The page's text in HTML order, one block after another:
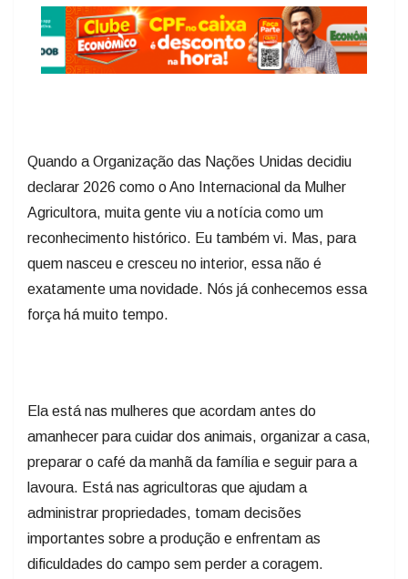
Quando a Organização das Nações Unidas decidiu
declarar 2026 como o Ano Internacional da Mulher
Agricultora, muita gente viu a notícia como um
reconhecimento histórico. Eu também vi. Mas, para
quem nasceu e cresceu no interior, essa não é
exatamente uma novidade. Nós já conhecemos essa
força há muito tempo.
Ela está nas mulheres que acordam antes do
amanhecer para cuidar dos animais, organizar a casa,
preparar o café da manhã da família e seguir para a
lavoura. Está nas agricultoras que ajudam a
administrar propriedades, tomam decisões
importantes sobre a produção e enfrentam as
dificuldades do campo sem perder a coragem.